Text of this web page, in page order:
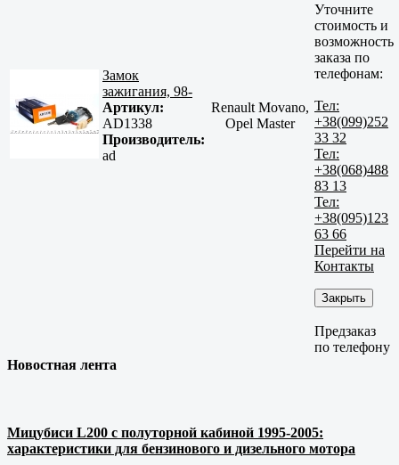
Замок
зажигания, 98-
Артикул:
AD1338
Производитель:
ad
Renault Movano,
Opel Master
Уточните
стоимость и
возможность
заказа по
телефонам:
Тел:
+38(099)252
33 32
Тел:
+38(068)488
83 13
Тел:
+38(095)123
63 66
Перейти на
Контакты
Закрыть
Предзаказ
по телефону
Новостная лента
Мицубиси L200 с полуторной кабиной 1995-2005:
характеристики для бензинового и дизельного мотора